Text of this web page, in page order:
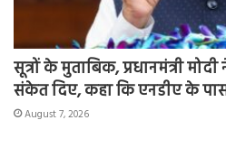
सूत्रों के मुताबिक, प्रधानमंत्री
संकेत दिए, कहा कि एनडीए के
August 7, 2026